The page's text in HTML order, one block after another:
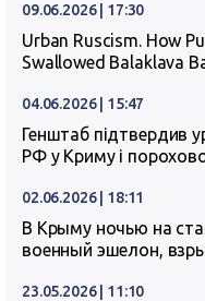
09.06.2026 | 17:30
Urban Ruscism. How
Swallowed Balaklava
04.06.2026 | 15:47
Генштаб підтвердив
РФ у Криму і
02.06.2026 | 18:11
В Крыму ночью на
военный эшелон,
23.05.2026 | 11:10